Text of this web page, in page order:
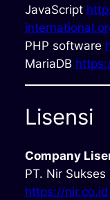
JavaScript
PHP software
MariaDB
Lisensi
Company
PT. Nir
https://nir.co.id